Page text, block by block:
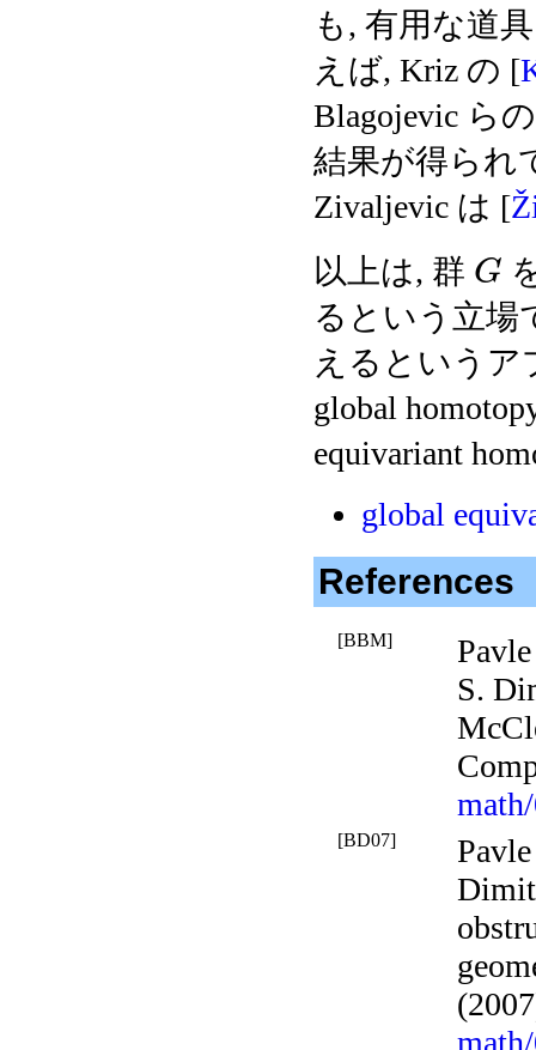
も, 有用な道
えば, Kriz の [
Blagojevic ら
結果が得られ
Zivaljevic は [
以上は, 群 G
るという立場
えるというア
global
equivariant
global
References
[BBM]
S.
[BD07]